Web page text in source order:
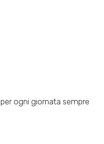
per ogni giornata sempre